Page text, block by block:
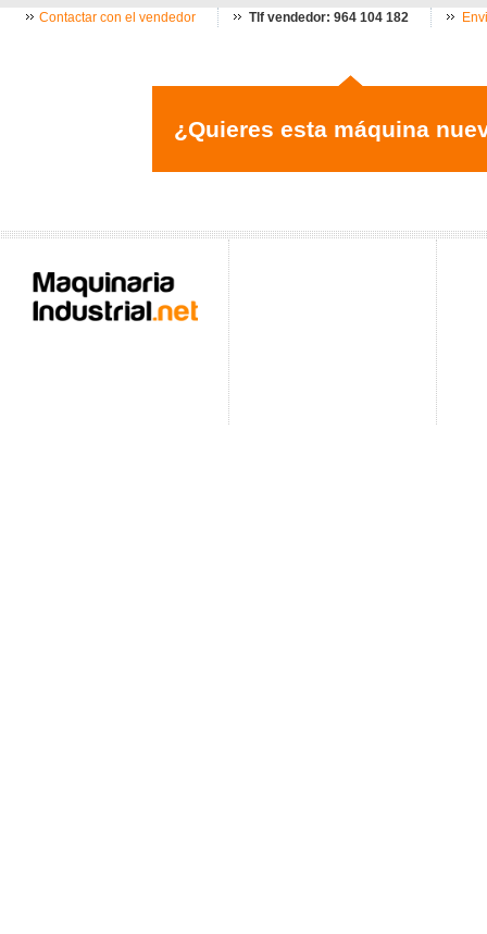
Contactar con el vendedor Tlf vendedor: 964 104 182
¿Quieres esta máquina